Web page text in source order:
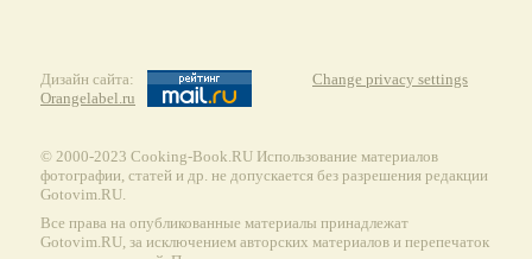
Дизайн сайта:
Orangelabel.ru
Change privacy settings
© 2000-2023 Сooking-Book.RU Использование материалов
фотографии, статей и др. не допускается без разрешения редакции
Gotovim.RU.
Все права на опубликованные материалы принадлежат
Gotovim.RU, за исключением авторских материалов и перепечаток